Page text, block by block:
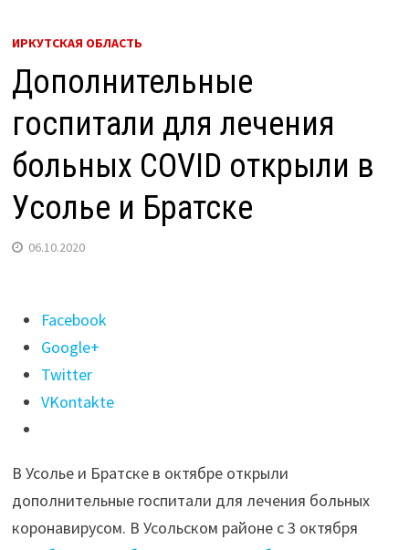
ИРКУТСКАЯ ОБЛАСТЬ
Дополнительные
госпитали для лечения
больных COVID открыли в
Усолье и Братске
06.10.2020
Поделиться
"Дополнительные
госпитали
для
лечения
COVID
открыли
в
Facebook
Google+
Twitter
VKontakte
В Усолье и Братске в октябре открыли
дополнительные госпитали для лечения больных
коронавирусом. В Усольском районе с 3 октября